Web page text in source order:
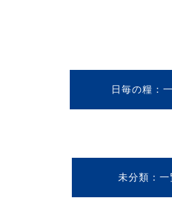
日毎の糧
未分類